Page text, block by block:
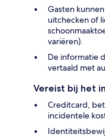
Gasten
uitchecken of
variëren).
De informatie
vertaald met
Vereist bij het
Creditcard,
incidentele